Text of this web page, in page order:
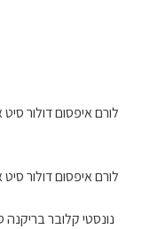
לורם איפסום דולור
לורם איפסום דולור
נונסטי קלובר